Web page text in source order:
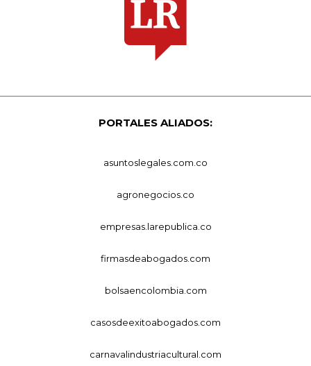
PORTALES ALIADOS:
asuntoslegales.com.co
agronegocios.co
empresas.larepublica.co
firmasdeabogados.com
bolsaencolombia.com
casosdeexitoabogados.com
carnavalindustriacultural.com